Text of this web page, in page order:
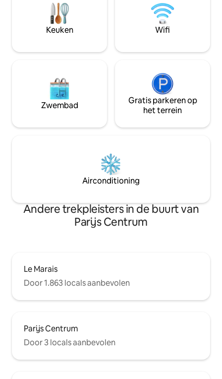
de vorm van een hart op het bed (een
Happy Birthday-bordje kan worden
toegevoegd) en voor € 175 wordt het
geleverd met een goede fles
Keuken Wifi
Zwembad
Gratis parkeren op
het terrein
Airconditioning
Andere trekpleisters in de buurt van
Parijs Centrum
Le Marais
Door 1.863 locals aanbevolen
Parijs Centrum
Door 3 locals aanbevolen